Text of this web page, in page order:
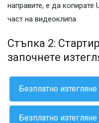
направите, е да копирате
част на видеоклипа.
Стъпка 2:
започнете
Безплатно изтегляне
Безплатно изтегляне